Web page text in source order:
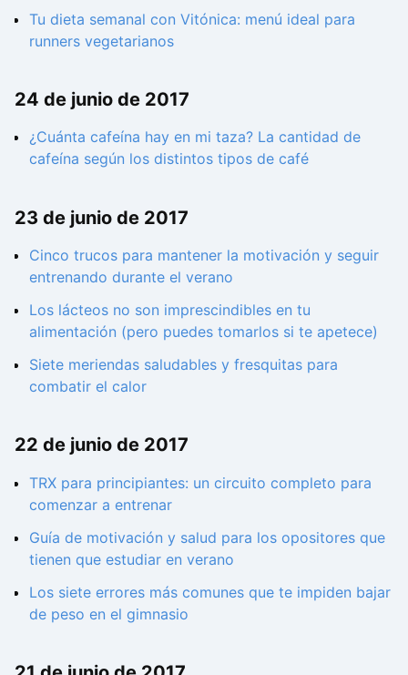
Tu dieta semanal con Vitónica: menú ideal para
runners vegetarianos
24 de junio de 2017
¿Cuánta cafeína hay en mi taza? La cantidad de
cafeína según los distintos tipos de café
23 de junio de 2017
Cinco trucos para mantener la motivación y seguir
entrenando durante el verano
Los lácteos no son imprescindibles en tu
alimentación (pero puedes tomarlos si te apetece)
Siete meriendas saludables y fresquitas para
combatir el calor
22 de junio de 2017
TRX para principiantes: un circuito completo para
comenzar a entrenar
Guía de motivación y salud para los opositores que
tienen que estudiar en verano
Los siete errores más comunes que te impiden bajar
de peso en el gimnasio